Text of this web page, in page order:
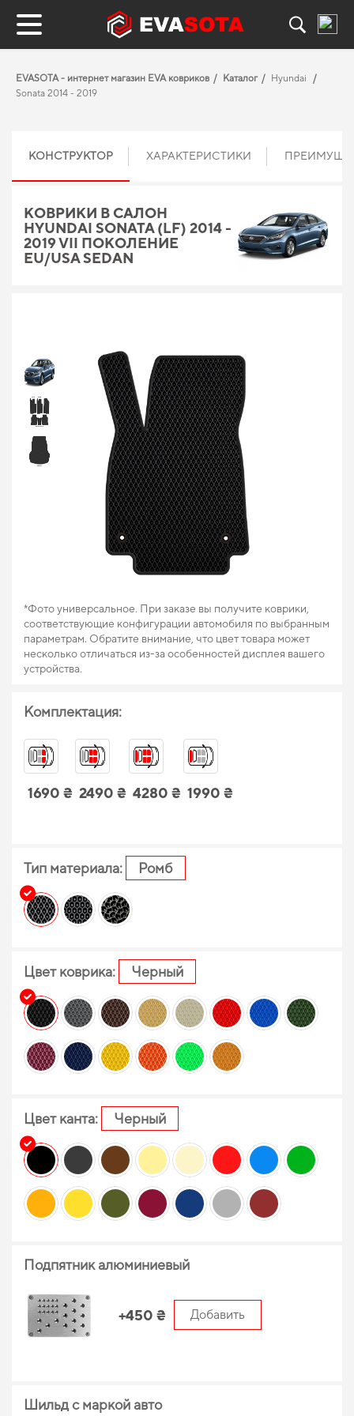
EVASOTA - интернет магазин EVA ковриков Каталог
Hyundai
Sonata 2014 - 2019
КОНСТРУКТОР ХАРАКТЕРИСТИКИ
КОВРИКИ В САЛОН
HYUNDAI SONATA (LF) 2014 -
2019 VII ПОКОЛЕНИЕ
EU/USA SEDAN
*Фото универсальное. При заказе вы получите коврики,
соответствующие конфигурации автомобиля по выбранным
параметрам. Обратите внимание, что цвет товара может
несколько отличаться из-за особенностей дисплея вашего
устройства.
Комплектация:
1690 ₴ 2490 ₴ 4280 ₴ 1990 ₴
Тип материала: Ромб
Цвет коврика: Черный
Цвет канта: Черный
Подпятник алюминиевый
+450 ₴ Добавить
Шильд с маркой авто